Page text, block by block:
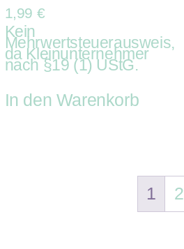
1,99 €
Kein
Mehrwertsteuerausweis,
da Kleinunternehmer
nach §19 (1) UStG.
In den Warenkorb
1 2